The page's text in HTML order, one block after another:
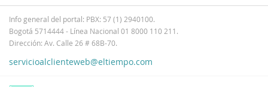
Info general del portal: PBX: 57 (1) 2940100.
Bogotá 5714444 - Línea Nacional 01 8000 110 211.
Dirección: Av. Calle 26 # 68B-70.
servicioalclienteweb@eltiempo.com